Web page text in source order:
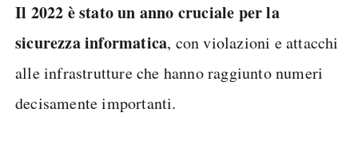
Il 2022 è stato un anno cruciale per la
sicurezza informatica, con violazioni e attacchi
alle infrastrutture che hanno raggiunto numeri
decisamente importanti.